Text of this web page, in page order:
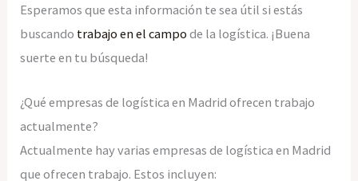
Esperamos que esta información te sea útil si estás
buscando trabajo en el campo de la logística. ¡Buena
suerte en tu búsqueda!
¿Qué empresas de logística en Madrid ofrecen trabajo
actualmente?
Actualmente hay varias empresas de logística en Madrid
que ofrecen trabajo. Estos incluyen: